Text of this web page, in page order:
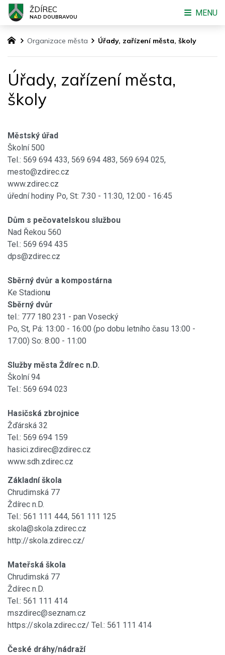
Organizace města Úřady, zařízení města, školy
Úřady, zařízení města,
školy
Městský úřad
Školní 500
Tel.: 569 694 433, 569 694 483, 569 694 025,
mesto@zdirec.cz
www.zdirec.cz
úřední hodiny Po, St: 7:30 - 11:30, 12:00 - 16:45
Dům s pečovatelskou službou
Nad Řekou 560
Tel.: 569 694 435
dps@zdirec.cz
Sběrný dvůr a kompostárna
Ke Stadionu
Sběrný dvůr
tel.: 777 180 231 - pan Vosecký
Po, St, Pá: 13:00 - 16:00 (po dobu letního času 13:00 -
17:00) So: 8:00 - 11:00
Služby města Ždírec n.D.
Školní 94
Tel.: 569 694 023
Hasičská zbrojnice
Žďárská 32
Tel.: 569 694 159
hasici.zdirec@zdirec.cz
www.sdh.zdirec.cz
Základní škola
Chrudimská 77
Ždírec n.D.
Tel.: 561 111 444, 561 111 125
skola@skola.zdirec.cz
http://skola.zdirec.cz/
Mateřská škola
Chrudimská 77
Ždírec n.D.
Tel.: 561 111 414
mszdirec@seznam.cz
https://skola.zdirec.cz/ Tel.: 561 111 414
České dráhy/nádraží
ŽDÍREC
NAD DOUBRAVOU MENU